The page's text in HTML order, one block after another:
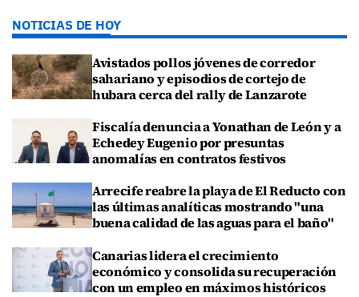
NOTICIAS DE HOY
Avistados pollos jóvenes de corredor
sahariano y episodios de cortejo de
hubara cerca del rally de Lanzarote
Fiscalía denuncia a Yonathan de León y a
Echedey Eugenio por presuntas
anomalías en contratos festivos
Arrecife reabre la playa de El Reducto con
las últimas analíticas mostrando "una
buena calidad de las aguas para el baño"
Canarias lidera el crecimiento
económico y consolida su recuperación
con un empleo en máximos históricos